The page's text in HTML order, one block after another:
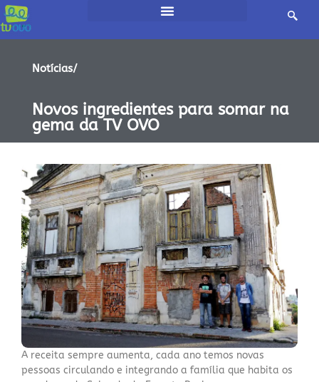
Notícias/
Novos ingredientes para somar na
gema da TV OVO
A receita sempre aumenta, cada ano temos novas
pessoas circulando e integrando a família que habita os